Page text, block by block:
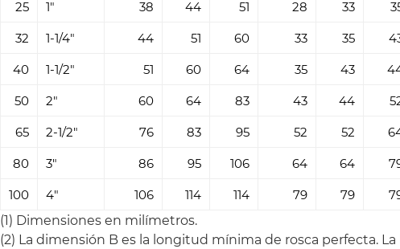
accesorios
Servicio:
Entrega:
25
1" 38 44 51 28 33
32
1-1/4" 44 51 60 33 35
40
1-1/2" 51 60 64 35 43
50
2" 60 64 83 43 44
65
2-1/2" 76 83 95 52 52
80
3" 86 95 106 64 64
100
4" 106 114 114 79 79
(1) Dimensiones en milímetros.
(2) La dimensión B es la longitud mínima de rosca perfecta.